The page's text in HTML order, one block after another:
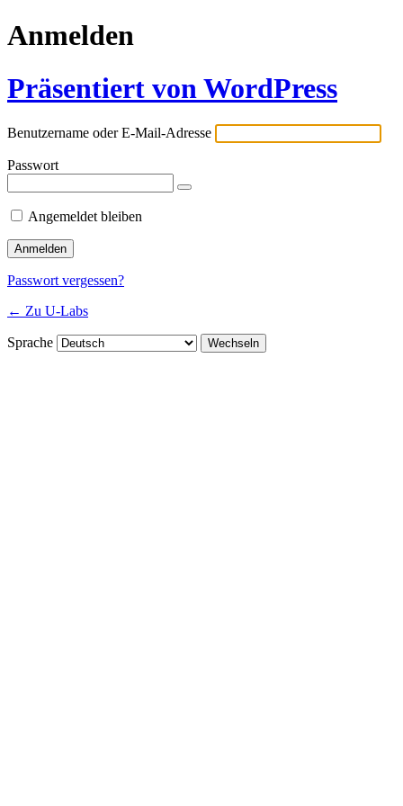
Anmelden
Präsentiert von WordPress
Benutzername oder E-Mail-Adresse
Passwort
Angemeldet bleiben
Passwort vergessen?
← Zu U-Labs
Sprache